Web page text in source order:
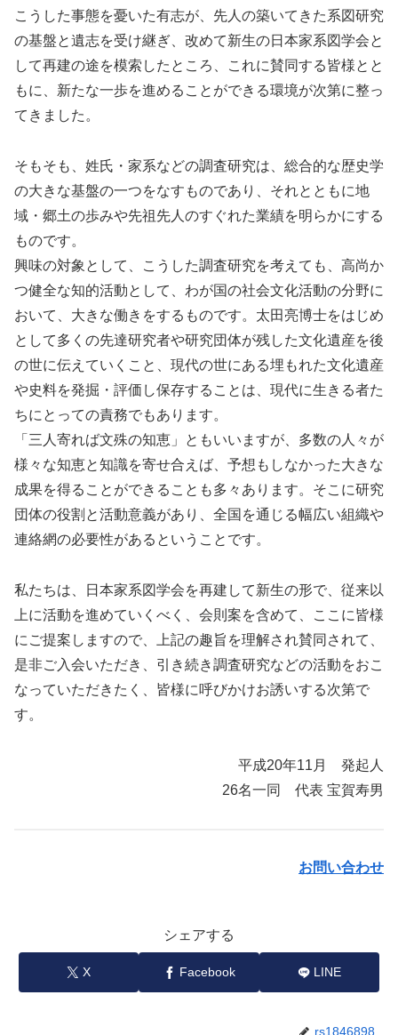
こうした事態を憂いた有志が、先人の築いてきた系図研究
の基盤と遺志を受け継ぎ、改めて新生の日本家系図学会と
して再建の途を模索したところ、これに賛同する皆様とと
もに、新たな一歩を進めることができる環境が次第に整っ
てきました。
そもそも、姓氏・家系などの調査研究は、総合的な歴史学
の大きな基盤の一つをなすものであり、それとともに地
域・郷土の歩みや先祖先人のすぐれた業績を明らかにする
ものです。
興味の対象として、こうした調査研究を考えても、高尚か
つ健全な知的活動として、わが国の社会文化活動の分野に
おいて、大きな働きをするものです。太田亮博士をはじめ
として多くの先達研究者や研究団体が残した文化遺産を後
の世に伝えていくこと、現代の世にある埋もれた文化遺産
や史料を発掘・評価し保存することは、現代に生きる者た
ちにとっての責務でもあります。
「三人寄れば文殊の知恵」ともいいますが、多数の人々が
様々な知恵と知識を寄せ合えば、予想もしなかった大きな
成果を得ることができることも多々あります。そこに研究
団体の役割と活動意義があり、全国を通じる幅広い組織や
連絡網の必要性があるということです。
私たちは、日本家系図学会を再建して新生の形で、従来以
上に活動を進めていくべく、会則案を含めて、ここに皆様
にご提案しますので、上記の趣旨を理解され賛同されて、
是非ご入会いただき、引き続き調査研究などの活動をおこ
なっていただきたく、皆様に呼びかけお誘いする次第で
す。
平成20年11月 発起人
26名一同 代表 宝賀寿男
お問い合わせ
シェアする
X Facebook LINE
rs1846898